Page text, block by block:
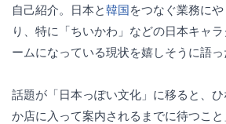
自己紹介。日本と韓国をつなぐ業務に
り、特に「ちいかわ」などの日本キャ
ームになっている現状を嬉しそうに語っ
話題が「日本っぽい文化」に移ると、
か店に入って案内されるまでに待つこと